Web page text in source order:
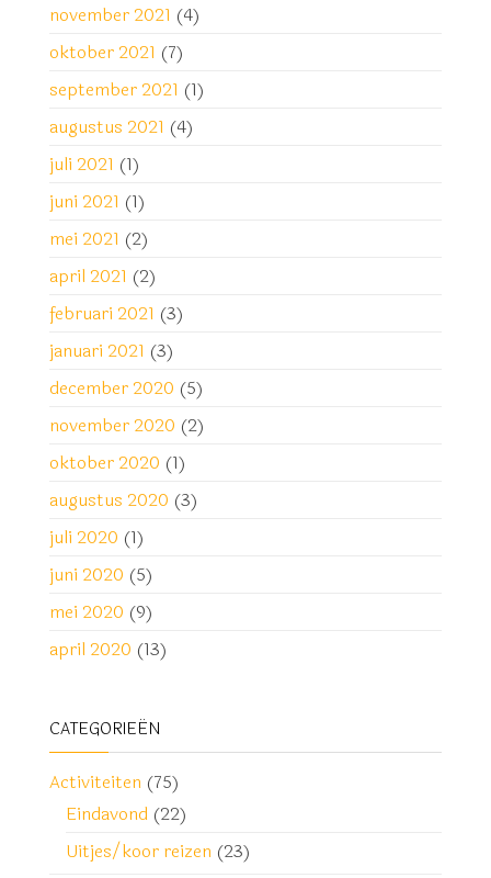
november 2021 (4)
oktober 2021 (7)
september 2021 (1)
augustus 2021 (4)
juli 2021 (1)
juni 2021 (1)
mei 2021 (2)
april 2021 (2)
februari 2021 (3)
januari 2021 (3)
december 2020 (5)
november 2020 (2)
oktober 2020 (1)
augustus 2020 (3)
juli 2020 (1)
juni 2020 (5)
mei 2020 (9)
april 2020 (13)
CATEGORIEËN
Activiteiten (75)
Eindavond (22)
Uitjes/koor reizen (23)